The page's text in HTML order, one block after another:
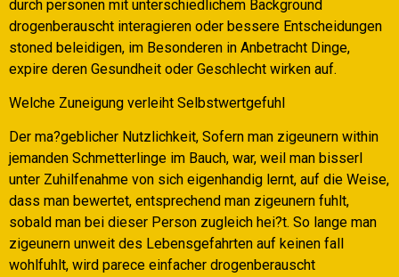
durch personen mit unterschiedlichem Background
drogenberauscht interagieren oder bessere Entscheidungen
stoned beleidigen, im Besonderen in Anbetracht Dinge,
expire deren Gesundheit oder Geschlecht wirken auf.
Welche Zuneigung verleiht Selbstwertgefuhl
Der ma?geblicher Nutzlichkeit, Sofern man zigeunern within
jemanden Schmetterlinge im Bauch, war, weil man bisserl
unter Zuhilfenahme von sich eigenhandig lernt, auf die Weise,
dass man bewertet, entsprechend man zigeunern fuhlt,
sobald man bei dieser Person zugleich hei?t. So lange man
zigeunern unweit des Lebensgefahrten auf keinen fall
wohlfuhlt, wird parece einfacher drogenberauscht